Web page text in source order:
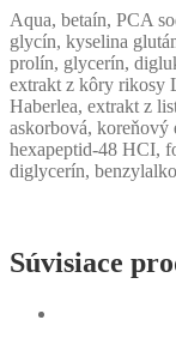
Aqua, betaín, PCA
glycín, kyselina
prolín, glycerín,
extrakt z kôry rikosy
Haberlea, extrakt z
askorbová, koreňový
hexapeptid-48 HCI,
diglycerín,
Súvisiace